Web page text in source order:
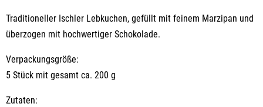
Traditioneller Ischler Lebkuchen, gefüllt mit feinem Marzipan und
überzogen mit hochwertiger Schokolade.
Verpackungsgröße:
5 Stück mit gesamt ca. 200 g
Zutaten: